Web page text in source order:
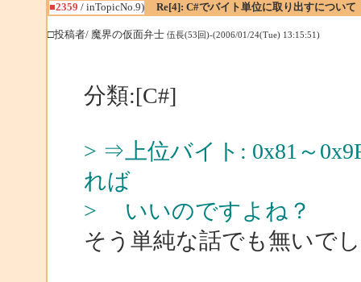
■2359 / inTopicNo.9) Re[4]: C#でバイト単位に取り出すについて
□投稿者/ 魔界の仮面弁士 伍長(53回)-(2006/01/24(Tue) 13:15:51)
分類:[C#]
> ⇒上位バイト: 0x81～
れば
> いいのですよね？
そう単純な話でも無いで